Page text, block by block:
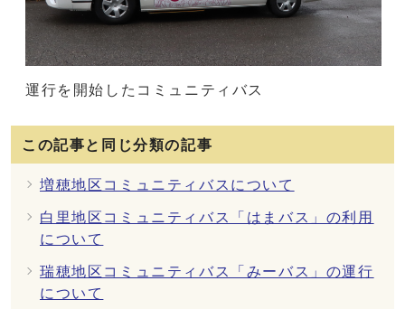
運行を開始したコミュニティバス
この記事と同じ分類の記事
増穂地区コミュニティバスについて
白里地区コミュニティバス「はまバス」の利用
について
瑞穂地区コミュニティバス「みーバス」の運行
について